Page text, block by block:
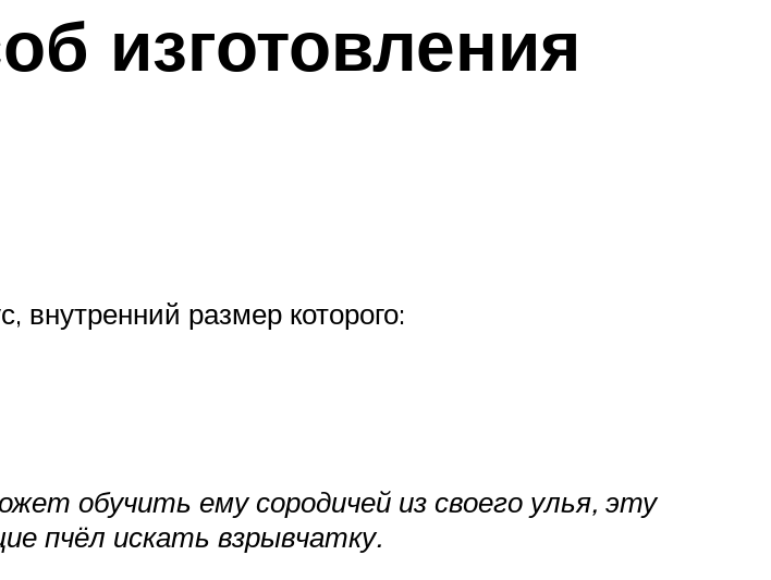
изготовления
внутренний размер которого:
обучить ему сородичей из своего улья, эту
пчёл искать взрывчатку.